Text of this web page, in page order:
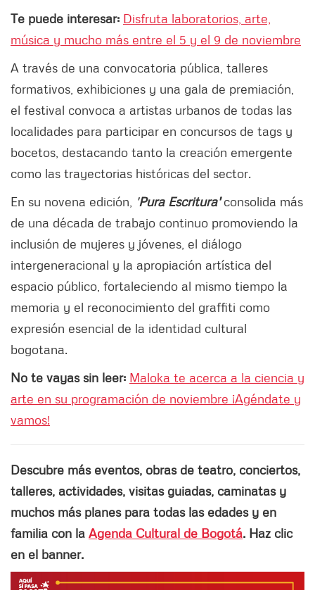
Te puede interesar: Disfruta laboratorios, arte,
música y mucho más entre el 5 y el 9 de noviembre
A través de una convocatoria pública, talleres
formativos, exhibiciones y una gala de premiación,
el festival convoca a artistas urbanos de todas las
localidades para participar en concursos de tags y
bocetos, destacando tanto la creación emergente
como las trayectorias históricas del sector.
En su novena edición, 'Pura Escritura'consolida más
de una década de trabajo continuo promoviendo la
inclusión de mujeres y jóvenes, el diálogo
intergeneracional y la apropiación artística del
espacio público, fortaleciendo al mismo tiempo la
memoria y el reconocimiento del graffiti como
expresión esencial de la identidad cultural
bogotana.
No te vayas sin leer: Maloka te acerca a la ciencia y
arte en su programación de noviembre ¡Agéndate y
vamos!
Descubre más eventos, obras de teatro, conciertos,
talleres, actividades, visitas guiadas, caminatas y
muchos más planes para todas las edades y en
familia con la Agenda Cultural de Bogotá. Haz clic
en el banner.